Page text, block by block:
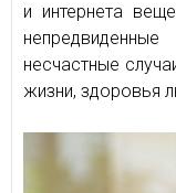
и интернета
несчастные
жизни, здоровья